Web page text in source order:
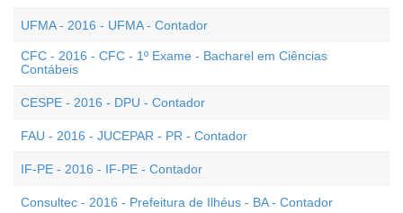
UFMA - 2016 - UFMA - Contador
CFC - 2016 - CFC - 1º Exame - Bacharel em Ciências
Contábeis
CESPE - 2016 - DPU - Contador
FAU - 2016 - JUCEPAR - PR - Contador
IF-PE - 2016 - IF-PE - Contador
Consultec - 2016 - Prefeitura de Ilhéus - BA - Contador